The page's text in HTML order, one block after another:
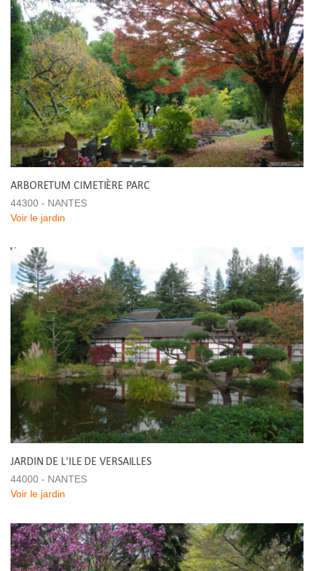
ARBORETUM CIMETIÈRE PARC
44300 - NANTES
Voir le jardin
JARDIN DE L'ILE DE VERSAILLES
44000 - NANTES
Voir le jardin